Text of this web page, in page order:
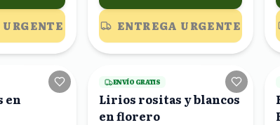
ENTREGA URGENTE
25viendo
en
18viendo
ENVÍO GRATIS
Lirios rositas y blancos
en florero